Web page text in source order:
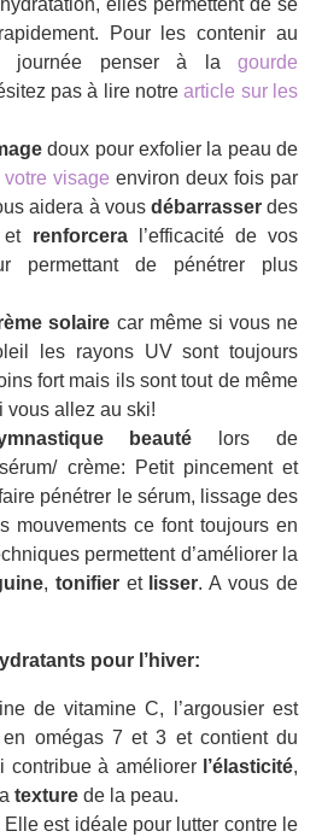
elles permettent de se
Pour les contenir au
journée penser à la gourde
pas à lire notrearticle sur les
doux pour exfolier la peau de
votre visage environ deux fois par
aidera à vous débarrasserdes
et renforceral’efficacité de vos
permettant de pénétrer plus
solaire car même si vous ne
les rayons UV sont toujours
fort mais ils sont tout de même
vous allez au ski!
beauté lors de
crème: Petit pincement et
pénétrer le sérum, lissage des
mouvements ce font toujours en
permettent d’améliorer la
, tonifieret lisser. A vous de
pour l’hiver:
de vitamine C, l’argousier est
en omégas 7 et 3 et contient du
contribue à améliorer l’élasticité,
texture de la peau.
Elle est idéale pour lutter contre le